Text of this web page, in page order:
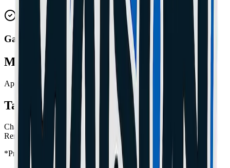
Garantie 1 An
Marques Prises en Charge
Apple
Tarifs Grasse
Changement d'écran dès 89€
Remplacement batterie
dès 49€
*Prix indicatifs, main d'œuvre incluse.